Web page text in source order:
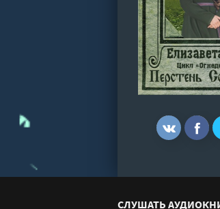
СЛУШАТЬ